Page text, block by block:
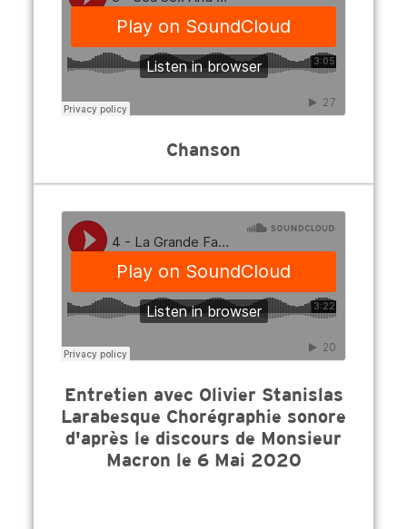
Chanson
Entretien avec Olivier Stanislas
Larabesque Chorégraphie sonore
d'après le discours de Monsieur
Macron le 6 Mai 2020